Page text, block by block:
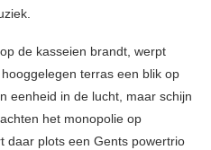
de kasseien brandt, werpt
terras een blik op
eenheid in de lucht, maar schijn
het monopolie op
daar plots een Gents powertrio